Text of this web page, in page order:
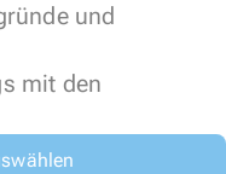
und
mit den